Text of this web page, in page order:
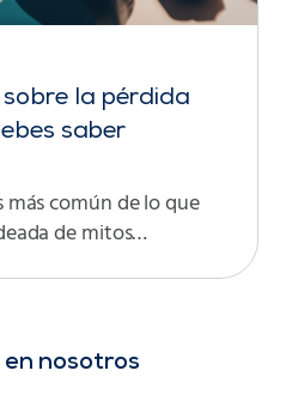
la pérdida
saber
común de lo que
de mitos…
nosotros